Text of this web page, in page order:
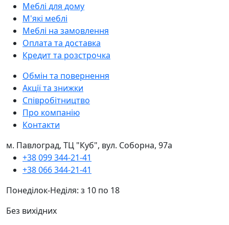
Меблі для дому
М'які меблі
Меблі на замовлення
Оплата та доставка
Кредит та розстрочка
Обмін та повернення
Акції та знижки
Співробітництво
Про компанію
Контакти
м. Павлоград, ТЦ "Куб", вул. Соборна, 97а
+38 099 344-21-41
+38 066 344-21-41
Понеділок-Неділя: з 10 по 18
Без вихідних